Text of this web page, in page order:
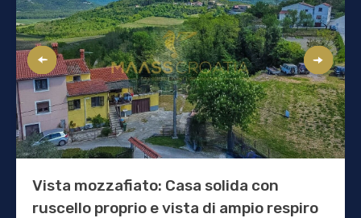
Vista mozzafiato: Casa solida con
ruscello proprio e vista di ampio respiro